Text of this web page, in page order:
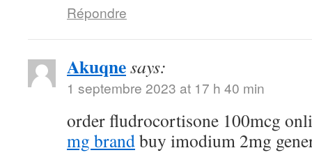
Répondre
Akuqnesays:
1 septembre 2023 at 17 h 40 min
order fludrocortisone 100mcg
mg brandbuy imodium 2mg